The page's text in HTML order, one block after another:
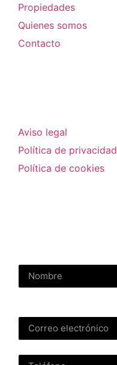
Propiedades
Quienes somos
Contacto
Aviso legal
Política de privacidad
Política de cookies